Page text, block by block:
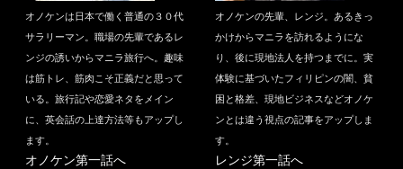
オノケンは日本で働く普通の３０代
サラリーマン。職場の先輩であるレ
ンジの誘いからマニラ旅行へ。趣味
は筋トレ、筋肉こそ正義だと思って
いる。旅行記や恋愛ネタをメイン
に、英会話の上達方法等もアップし
ます。
オノケン第一話へ
オノケンの先輩、レンジ。あるきっ
かけからマニラを訪れるようにな
り、後に現地法人を持つまでに。実
体験に基づいたフィリピンの闇、貧
困と格差、現地ビジネスなどオノケ
ンとは違う視点の記事をアップしま
す。
レンジ第一話へ